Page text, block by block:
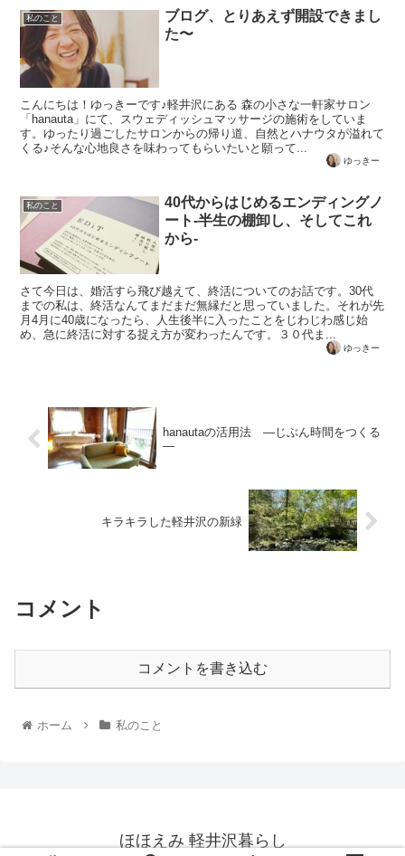
私のこと
ブログ、とりあえず開設できまし
た〜
こんにちは！ゆっきーです♪軽井沢にある 森の小さな一軒家サロン
「hanauta」にて、スウェディッシュマッサージの施術をしていま
す。ゆったり過ごしたサロンからの帰り道、自然とハナウタが溢れて
くる♪そんな心地良さを味わってもらいたいと願って...
ゆっきー
私のこと
40代からはじめるエンディングノ
ート-半生の棚卸し、そしてこれ
から-
さて今日は、婚活すら飛び越えて、終活についてのお話です。30代
までの私は、終活なんてまだまだ無縁だと思っていました。それが先
月4月に40歳になったら、人生後半に入ったことをじわじわ感じ始
め、急に終活に対する捉え方が変わったんです。３０代ま...
ゆっきー
hanautaの活用法 ―じぶん時間をつくる
―
キラキラした軽井沢の新緑
コメント
コメントを書き込む
ホーム 私のこと
ほほえみ 軽井沢暮らし